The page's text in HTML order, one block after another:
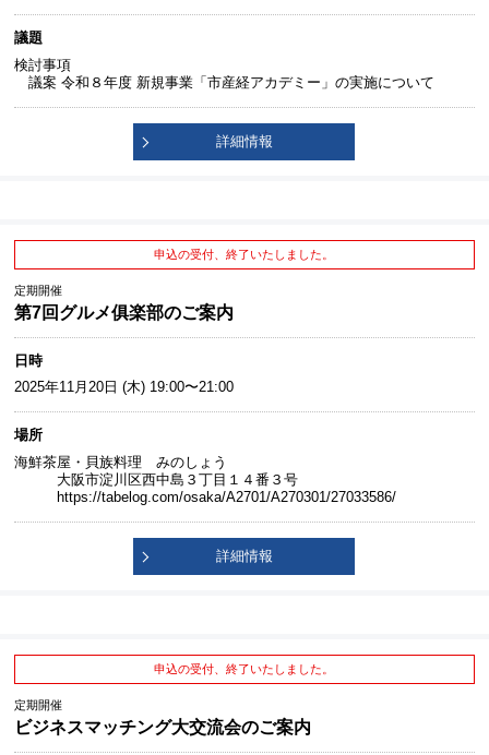
議題
検討事項
議案 令和８年度 新規事業「市産経アカデミー」の実施について
詳細情報
申込の受付、終了いたしました。
定期開催
第7回グルメ俱楽部のご案内
日時
2025年11月20日 (木) 19:00〜21:00
場所
海鮮茶屋・貝族料理 みのしょう
大阪市淀川区西中島３丁目１４番３号
https://tabelog.com/osaka/A2701/A270301/27033586/
詳細情報
申込の受付、終了いたしました。
定期開催
ビジネスマッチング大交流会のご案内